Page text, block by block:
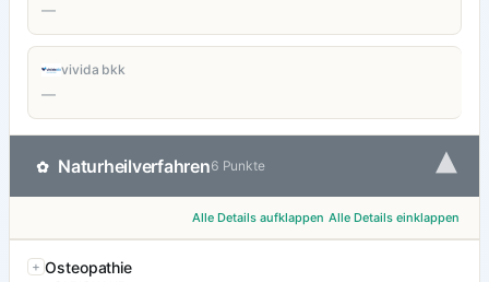
—
vivida bkk
—
✿ Naturheilverfahren6 Punkte ▾
Alle Details aufklappen Alle Details einklappen
Osteopathie